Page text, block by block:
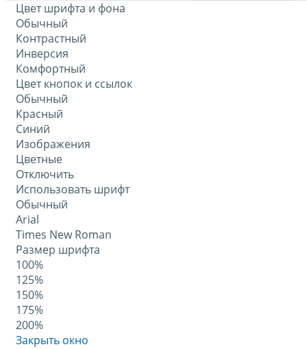
Цвет шрифта и фона
Обычный
Контрастный
Инверсия
Комфортный
Цвет кнопок и ссылок
Обычный
Красный
Синий
Изображения
Цветные
Отключить
Использовать шрифт
Обычный
Arial
Times New Roman
Размер шрифта
100%
125%
150%
175%
200%
Закрыть окно